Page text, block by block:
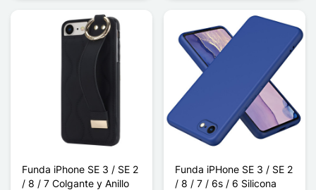
Funda iPhone SE 3 / SE 2
/ 8 / 7 Colgante y Anillo
Funda iPHone SE 3 / SE 2
/ 8 / 7 / 6s / 6 Silicona